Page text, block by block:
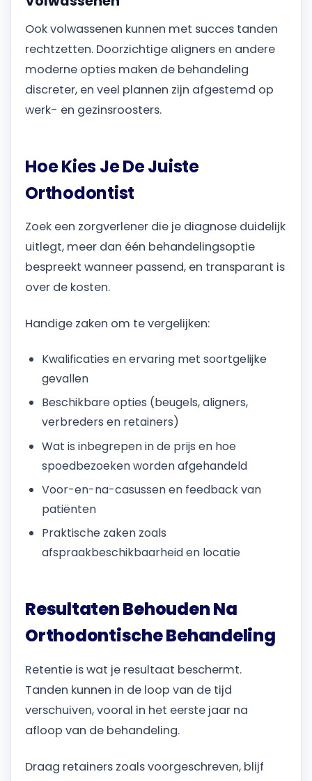
Ook volwassenen kunnen met succes tanden
rechtzetten. Doorzichtige aligners en andere
moderne opties maken de behandeling
discreter, en veel plannen zijn afgestemd op
werk- en gezinsroosters.
Hoe Kies Je De Juiste
Orthodontist
Zoek een zorgverlener die je diagnose duidelijk
uitlegt, meer dan één behandelingsoptie
bespreekt wanneer passend, en transparant is
over de kosten.
Handige zaken om te vergelijken:
Kwalificaties en ervaring met soortgelijke
gevallen
Beschikbare opties (beugels, aligners,
verbreders en retainers)
Wat is inbegrepen in de prijs en hoe
spoedbezoeken worden afgehandeld
Voor-en-na-casussen en feedback van
patiënten
Praktische zaken zoals
afspraakbeschikbaarheid en locatie
Resultaten Behouden Na
Orthodontische Behandeling
Retentie is wat je resultaat beschermt.
Tanden kunnen in de loop van de tijd
verschuiven, vooral in het eerste jaar na
afloop van de behandeling.
Draag retainers zoals voorgeschreven, blijf